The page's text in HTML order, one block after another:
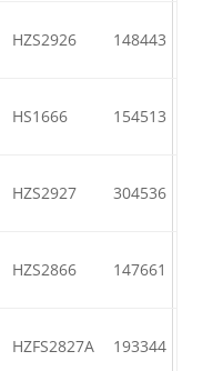
HZS2926 148443
HS1666 154513
HZS2927 304536
HZS2866 147661
HZFS2827A 193344